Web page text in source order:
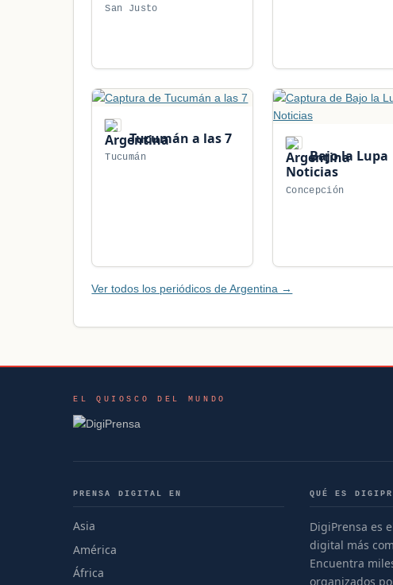
San Justo
Tucumán a las 7
Tucumán
Bajo la Lupa
Noticias
Concepción
Ver todos los periódicos de Argentina →
EL QUIOSCO DEL MUNDO
PRENSA DIGITAL EN
Asia
América
África
QUÉ ES
DigiPrensa es
digital más
Encuentra
organizados